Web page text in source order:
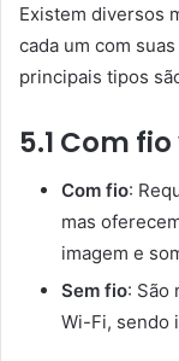
Existem diversos
cada um com
principais tipos
5.1 Com
Com fio:
mas
imagem e
Sem fio: São
Wi-Fi, sendo